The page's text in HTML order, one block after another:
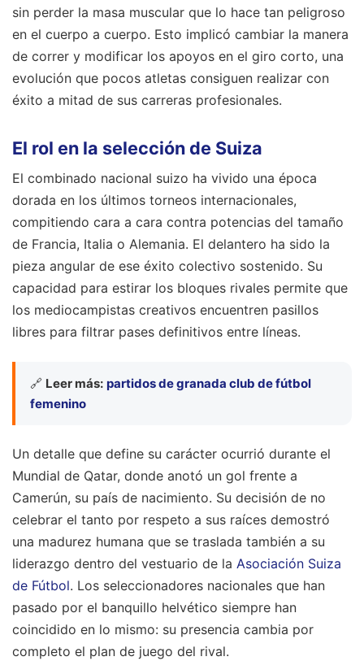
sin perder la masa muscular que lo hace tan peligroso
en el cuerpo a cuerpo. Esto implicó cambiar la manera
de correr y modificar los apoyos en el giro corto, una
evolución que pocos atletas consiguen realizar con
éxito a mitad de sus carreras profesionales.
El rol en la selección de Suiza
El combinado nacional suizo ha vivido una época
dorada en los últimos torneos internacionales,
compitiendo cara a cara contra potencias del tamaño
de Francia, Italia o Alemania. El delantero ha sido la
pieza angular de ese éxito colectivo sostenido. Su
capacidad para estirar los bloques rivales permite que
los mediocampistas creativos encuentren pasillos
libres para filtrar pases definitivos entre líneas.
🔗 Leer más: partidos de granada club de fútbol
femenino
Un detalle que define su carácter ocurrió durante el
Mundial de Qatar, donde anotó un gol frente a
Camerún, su país de nacimiento. Su decisión de no
celebrar el tanto por respeto a sus raíces demostró
una madurez humana que se traslada también a su
liderazgo dentro del vestuario de la Asociación Suiza
de Fútbol. Los seleccionadores nacionales que han
pasado por el banquillo helvético siempre han
coincidido en lo mismo: su presencia cambia por
completo el plan de juego del rival.